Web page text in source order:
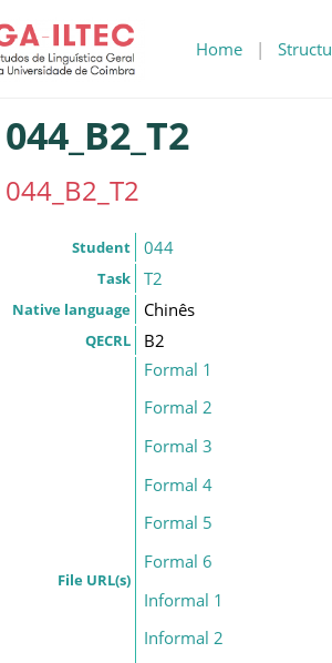
Home |
044_B2_T2
044_B2_T2
Student 044
Task T2
Native language Chinês
QECRL B2
File URL(s)
Formal 1
Formal 2
Formal 3
Formal 4
Formal 5
Formal 6
Informal 1
Informal 2